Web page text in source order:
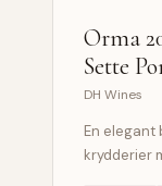
Orma
Sette
DH Wines
En
krydderier